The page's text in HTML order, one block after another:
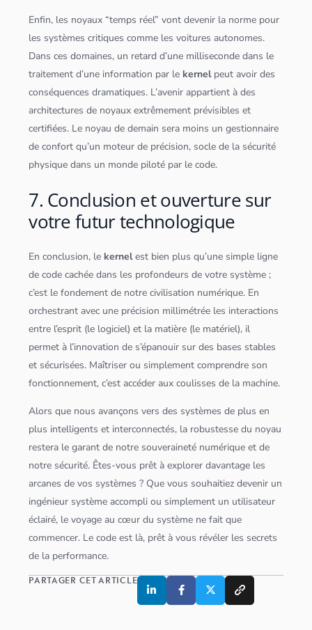
Enfin, les noyaux “temps réel” vont devenir la norme pour
les systèmes critiques comme les voitures autonomes.
Dans ces domaines, un retard d’une milliseconde dans le
traitement d’une information par le kernelpeut avoir des
conséquences dramatiques. L’avenir appartient à des
architectures de noyaux extrêmement prévisibles et
certifiées. Le noyau de demain sera moins un gestionnaire
de confort qu’un moteur de précision, socle de la sécurité
physique dans un monde piloté par le code.
7. Conclusion et ouverture sur
votre futur technologique
En conclusion, le kernelest bien plus qu’une simple ligne
de code cachée dans les profondeurs de votre système ;
c’est le fondement de notre civilisation numérique. En
orchestrant avec une précision millimétrée les interactions
entre l’esprit (le logiciel) et la matière (le matériel), il
permet à l’innovation de s’épanouir sur des bases stables
et sécurisées. Maîtriser ou simplement comprendre son
fonctionnement, c’est accéder aux coulisses de la machine.
Alors que nous avançons vers des systèmes de plus en
plus intelligents et interconnectés, la robustesse du noyau
restera le garant de notre souveraineté numérique et de
notre sécurité. Êtes-vous prêt à explorer davantage les
arcanes de vos systèmes ? Que vous souhaitiez devenir un
ingénieur système accompli ou simplement un utilisateur
éclairé, le voyage au cœur du système ne fait que
commencer. Le code est là, prêt à vous révéler les secrets
de la performance.
PARTAGER CET ARTICLE